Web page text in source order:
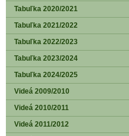
Tabuľka 2020/2021
Tabuľka 2021/2022
Tabuľka 2022/2023
Tabuľka 2023/2024
Tabuľka 2024/2025
Videá 2009/2010
Videá 2010/2011
Videá 2011/2012